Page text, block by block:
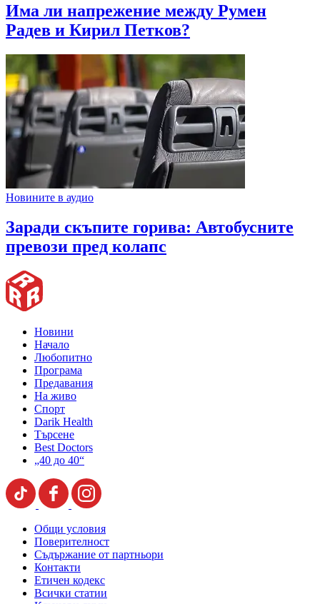
Има ли напрежение между Румен
Радев и Кирил Петков?
Новините в аудио
Заради скъпите горива: Автобусните
превози пред колапс
Новини
Начало
Любопитно
Програма
Предавания
На живо
Спорт
Darik Health
Търсене
Best Doctors
„40 до 40“
Общи условия
Поверителност
Съдържание от партньори
Контакти
Етичен кодекс
Всички статии